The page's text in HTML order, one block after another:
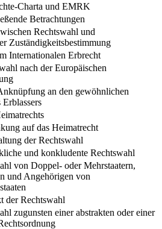
Charta und EMRK
Betrachtungen
Rechtswahl und
Zuständigkeitsbestimmung
Internationalen Erbrecht
nach der Europäischen
an den gewöhnlichen
auf das Heimatrecht
der Rechtswahl
und konkludente Rechtswahl
von Doppel- oder Mehrstaatern,
und Angehörigen von
der Rechtswahl
zugunsten einer abstrakten oder einer